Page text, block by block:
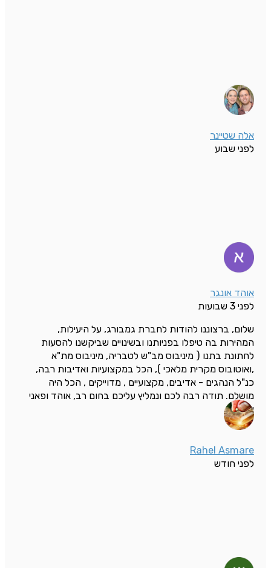
אלה שטיינר
לפני שבוע
אוהד אונגר
לפני 3 שבועות
שלום, ברצוננו להודות לחברת גמבורג, על היעילות,
המהירות בה טיפלו בפניותנו ובשינויים שביקשנו להסעות
לחתונת בתנו ( מיניבוס מב"ש לטבריה, מיניבוס מת"א
,ואוטובוס מקרית מלאכי ), הכל במקצועיות ואדיבות רבה,
כנ"ל הנהגים - אדיבים, מקצועיים , מדוייקים , הכל היה
מושלם. תודה רבה לכם ונמליץ עליכם בחום רב, אוהד ופאני
אונגר
Rahel Asmare
לפני חודש